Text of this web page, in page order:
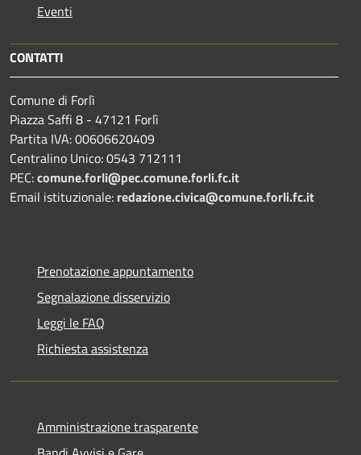
Eventi
CONTATTI
Comune di Forlì
Piazza Saffi 8 - 47121 Forlì
Partita IVA: 00606620409
Centralino Unico: 0543 712111
PEC:comune.forli@pec.comune.forli.fc.it
Email istituzionale: redazione.civica@comune.forli.fc.it
Prenotazione appuntamento
Segnalazione disservizio
Leggi le FAQ
Richiesta assistenza
Amministrazione trasparente